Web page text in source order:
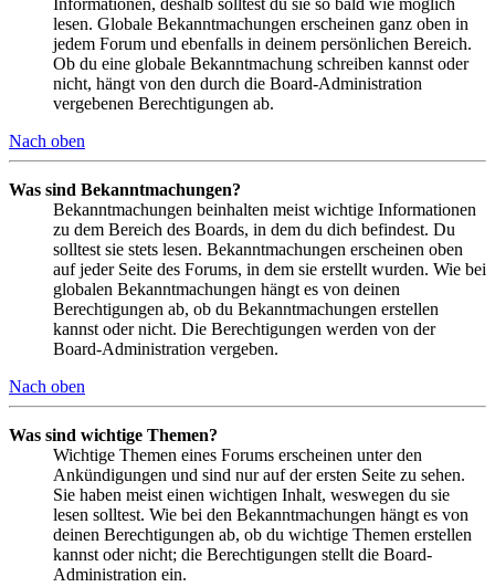
lesen. Globale Bekanntmachungen erscheinen ganz oben in
jedem Forum und ebenfalls in deinem persönlichen Bereich.
Ob du eine globale Bekanntmachung schreiben kannst oder
nicht, hängt von den durch die Board-Administration
vergebenen Berechtigungen ab.
Nach oben
Was sind Bekanntmachungen?
Bekanntmachungen beinhalten meist wichtige Informationen
zu dem Bereich des Boards, in dem du dich befindest. Du
solltest sie stets lesen. Bekanntmachungen erscheinen oben
auf jeder Seite des Forums, in dem sie erstellt wurden. Wie bei
globalen Bekanntmachungen hängt es von deinen
Berechtigungen ab, ob du Bekanntmachungen erstellen
kannst oder nicht. Die Berechtigungen werden von der
Board-Administration vergeben.
Nach oben
Was sind wichtige Themen?
Wichtige Themen eines Forums erscheinen unter den
Ankündigungen und sind nur auf der ersten Seite zu sehen.
Sie haben meist einen wichtigen Inhalt, weswegen du sie
lesen solltest. Wie bei den Bekanntmachungen hängt es von
deinen Berechtigungen ab, ob du wichtige Themen erstellen
kannst oder nicht; die Berechtigungen stellt die Board-
Administration ein.